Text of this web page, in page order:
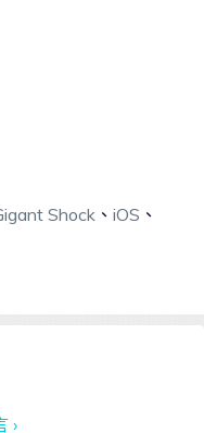
Shock 、 iOS 、
›